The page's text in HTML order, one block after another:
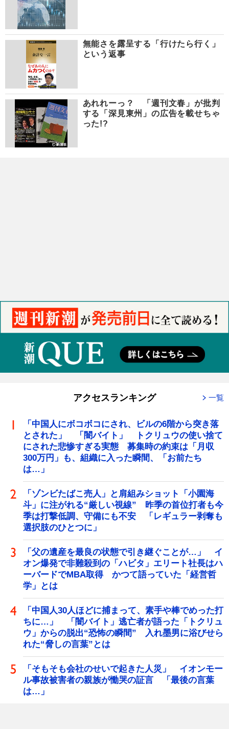
無能さを露呈する「行けたら行く」
という返事
あれれーっ？ 「週刊文春」が批判
する「深見東州」の広告を載せちゃ
った!?
アクセスランキング 一覧
「中国人にボコボコにされ、ビルの6階から突き落
とされた」 「闇バイト」 トクリュウの使い捨て
にされた悲惨すぎる実態 募集時の約束は「月収
300万円」も、組織に入った瞬間、「お前たち
は…」
「ゾンビたばこ売人」と肩組みショット「小園海
斗」に注がれる“厳しい視線” 昨季の首位打者も今
季は打撃低調、守備にも不安 「レギュラー剥奪も
選択肢のひとつに」
「父の遺産を最良の状態で引き継ぐことが…」 イ
オン爆発で非難殺到の「ハビタ」エリート社長はハ
ーバードでMBA取得 かつて語っていた「経営哲
学」とは
「中国人30人ほどに捕まって、素手や棒でめった打
ちに…」 「闇バイト」逃亡者が語った「トクリュ
ウ」からの脱出“恐怖の瞬間” 入れ墨男に浴びせら
れた“脅しの言葉”とは
「そもそも会社のせいで起きた人災」 イオンモー
ル事故被害者の親族が慟哭の証言 「最後の言葉
は…」